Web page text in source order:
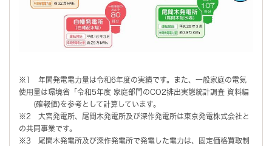
※1 年間発電電力量は令和6年度の実績です。また、一般家庭の電気
使用量は環境省「令和5年度 家庭部門のCO2排出実態統計調査 資料編
(確報値)を参考として計算しています。
※2 大宮発電所、尾間木発電所及び深作発電所は東京発電株式会社と
の共同事業です。
※3 尾間木発電所及び深作発電所で発電した電力は、固定価格買取制